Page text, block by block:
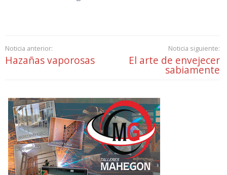
Noticia anterior:
Hazañas vaporosas
Noticia siguiente:
El arte de envejecer
sabiamente